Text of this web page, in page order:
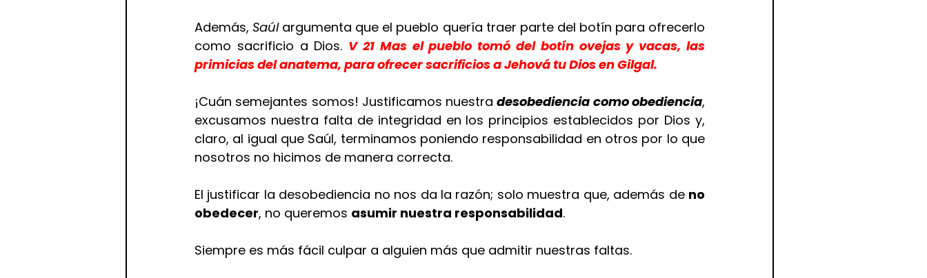
Además, Saúl argumenta que el pueblo quería traer parte del botín para ofrecerlo
como sacrificio a Dios. V 21 Mas el pueblo tomó del botín ovejas y vacas, las
primicias del anatema, para ofrecer sacrificios a Jehová tu Dios en Gilgal.
¡Cuán semejantes somos! Justificamos nuestra desobediencia como obediencia,
excusamos nuestra falta de integridad en los principios establecidos por Dios y,
claro, al igual que Saúl, terminamos poniendo responsabilidad en otros por lo que
nosotros no hicimos de manera correcta.
El justificar la desobediencia no nos da la razón; solo muestra que, además de no
obedecer, no queremos asumir nuestra responsabilidad.
Siempre es más fácil culpar a alguien más que admitir nuestras faltas.